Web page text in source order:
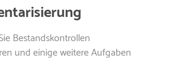
Bestandskontrollen
und einige weitere Aufgaben